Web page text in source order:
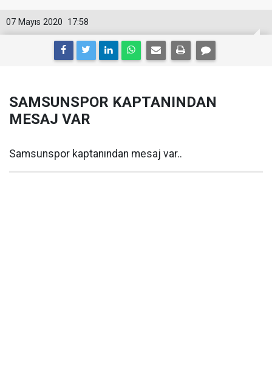
17:58
07 Mayıs 2020
SAMSUNSPOR KAPTANINDAN
MESAJ VAR
Samsunspor kaptanından mesaj var..